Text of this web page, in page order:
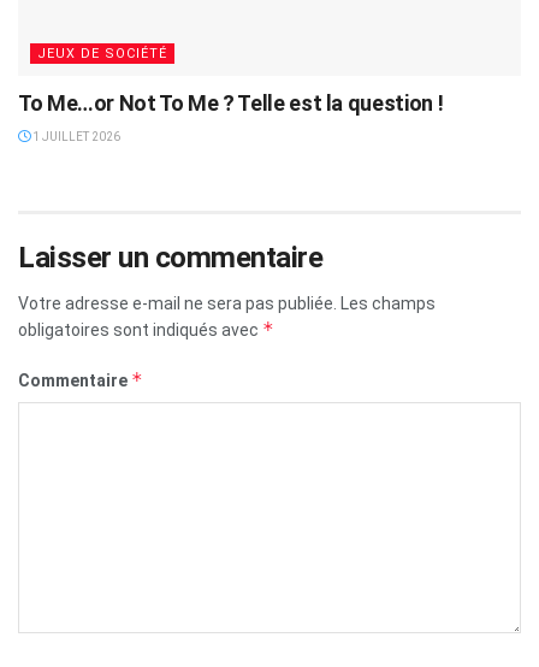
JEUX DE SOCIÉTÉ
To Me…or Not To Me ? Telle est la question !
1 JUILLET 2026
Laisser un commentaire
Votre adresse e-mail ne sera pas publiée.
Les champs
obligatoires sont indiqués avec *
Commentaire *